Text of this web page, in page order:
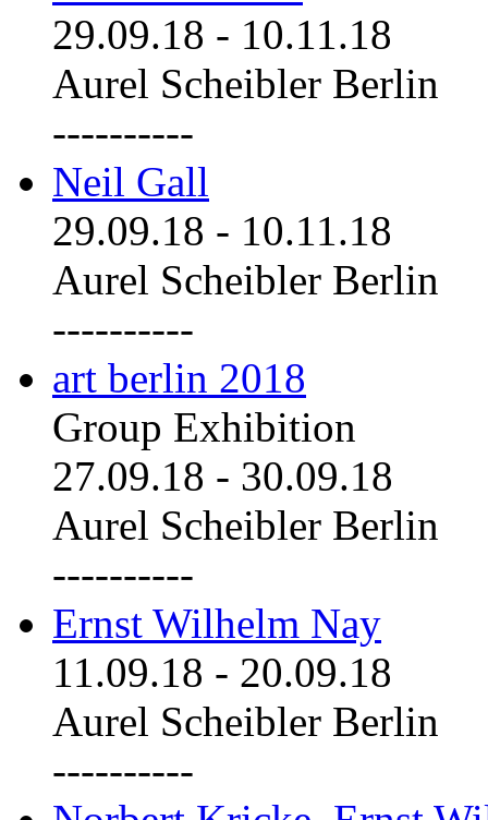
29.09.18 - 10.11.18
Aurel Scheibler Berlin
----------
Neil Gall
29.09.18 - 10.11.18
Aurel Scheibler Berlin
----------
art berlin 2018
Group Exhibition
27.09.18 - 30.09.18
Aurel Scheibler Berlin
----------
Ernst Wilhelm Nay
11.09.18 - 20.09.18
Aurel Scheibler Berlin
----------